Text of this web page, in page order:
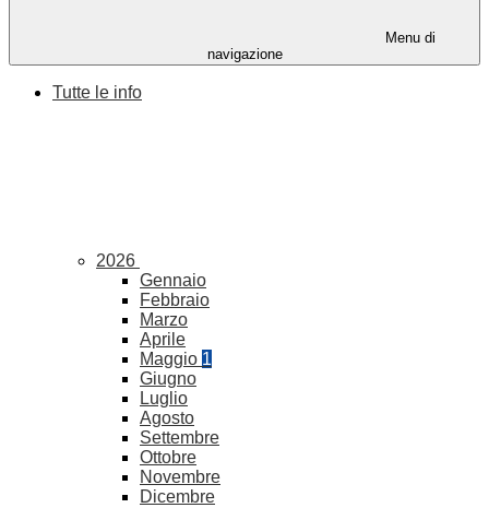
Menu di
navigazione
Tutte le info
2026
Gennaio
Febbraio
Marzo
Aprile
Maggio 1
Giugno
Luglio
Agosto
Settembre
Ottobre
Novembre
Dicembre